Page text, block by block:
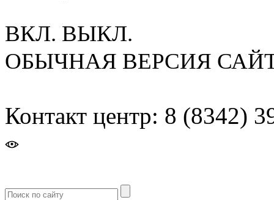
ВКЛ. ВЫКЛ.
ОБЫЧНАЯ ВЕРСИЯ
Контакт центр: 8 (8342)